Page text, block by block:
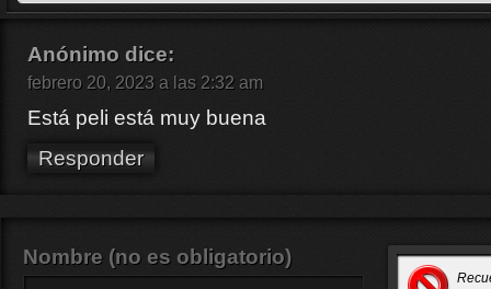
Anónimo dice:
febrero 20, 2023 a las 2:32 am
Está peli está muy buena
Responder
Nombre (no es obligatorio)